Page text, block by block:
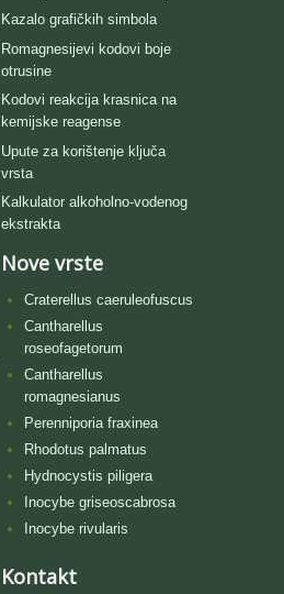
Kazalo grafičkih simbola
Romagnesijevi kodovi boje
otrusine
Kodovi reakcija krasnica na
kemijske reagense
Upute za korištenje ključa
vrsta
Kalkulator alkoholno-vodenog
ekstrakta
Nove vrste
Craterellus caeruleofuscus
Cantharellus
roseofagetorum
Cantharellus
romagnesianus
Perenniporia fraxinea
Rhodotus palmatus
Hydnocystis piligera
Inocybe griseoscabrosa
Inocybe rivularis
Kontakt